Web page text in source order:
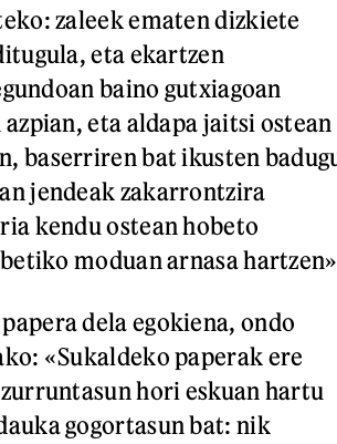
zaleek ematen dizkiete
eta ekartzen
baino gutxiagoan
eta aldapa jaitsi ostean
baserriren bat ikusten
jendeak zakarrontzira
kendu ostean hobeto
moduan arnasa
dela egokiena, ondo
«Sukaldeko paperak ere
hori eskuan hartu
gogortasun bat: nik